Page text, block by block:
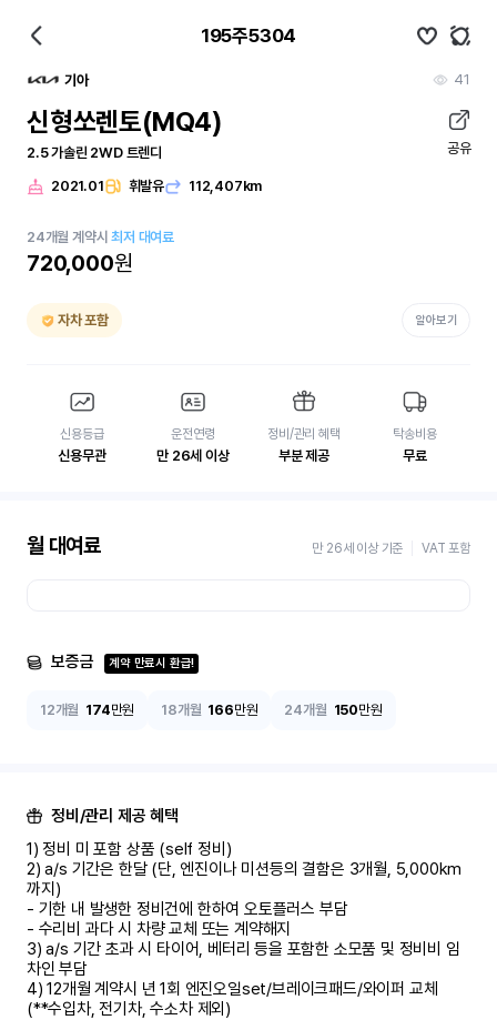
195주5304
기아 41
신형쏘렌토(MQ4)
2.5 가솔린 2WD 트렌디 공유
2021.01 휘발유 112,407km
24개월 계약시최저 대여료
720,000원
자차 포함 알아보기
신용등급
신용무관
운전연령
만 26세 이상
정비/관리 혜택
부분 제공
탁송비용
무료
월 대여료 만 26세 이상 기준 VAT 포함
보증금 계약 만료시 환급!
12개월 174만원 18개월 166만원 24개월 150만원
정비/관리 제공 혜택
1) 정비 미 포함 상품 (self 정비)
2) a/s 기간은 한달 (단, 엔진이나 미션등의 결함은 3개월, 5,000km
까지)
- 기한 내 발생한 정비건에 한하여 오토플러스 부담
- 수리비 과다 시 차량 교체 또는 계약해지
3) a/s 기간 초과 시 타이어, 베터리 등을 포함한 소모품 및 정비비 임
차인 부담
4) 12개월 계약시 년 1회 엔진오일set/브레이크패드/와이퍼 교체
(**수입차, 전기차, 수소차 제외)